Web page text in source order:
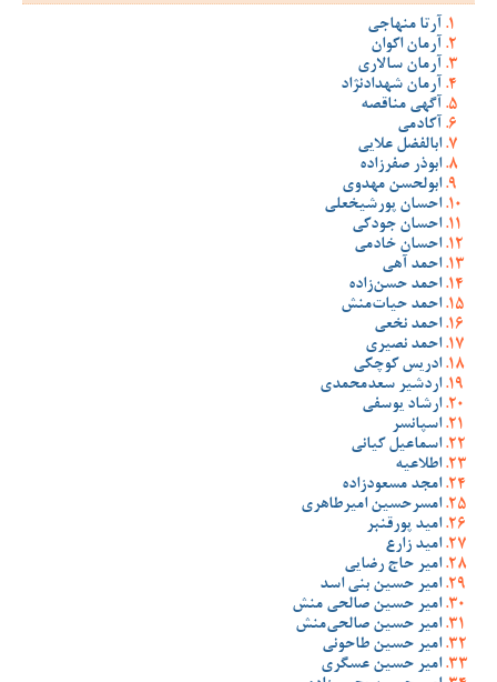
آرتا منهاجی
آرمان اکوان
آرمان سالاری
آرمان شهدادنژاد
آگهی مناقصه
آکادمی
ابالفضل علایی
ابوذر صفرزاده
ابولحسن مهدوی
احسان پورشیخعلی
احسان جودکی
احسان خادمی
احمد آهی
احمد حسن‌زاده
احمد حیات‌منش
احمد نخعی
احمد نصیری
ادریس کوچکی
اردشیر سعدمحمدی
ارشاد یوسفی
اسپانسر
اسماعیل کیانی
اطلاعیه
امجد مسعودزاده
امسرحسین امیرطاهری
امید پورقنبر
امید زارع
امیر حاج رضایی
امیر حسین بنی اسد
امیر حسین صالحی منش
امیر حسین صالحی‌منش
امیر حسین طاحونی
امیر حسین عسگری